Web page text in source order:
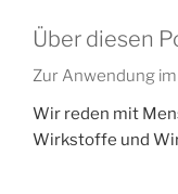
Über diesen
Zur Anwendung im
Wir reden mit
Wirkstoffe und